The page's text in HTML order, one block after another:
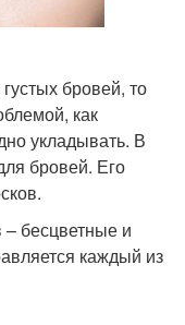
бровей, то
как
укладывать. В
бровей. Его
бесцветные и
каждый из